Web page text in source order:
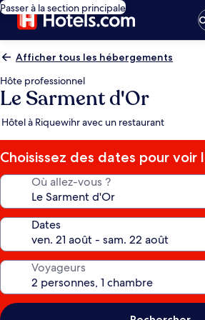
Passer à la section principale
Afficher tous les hébergements
Hôte professionnel
Le Sarment d'Or
Hôtel à Riquewihr avec un restaurant
Choisissez des dates pour voir
Où allez-vous ?
Dates
Voyageurs